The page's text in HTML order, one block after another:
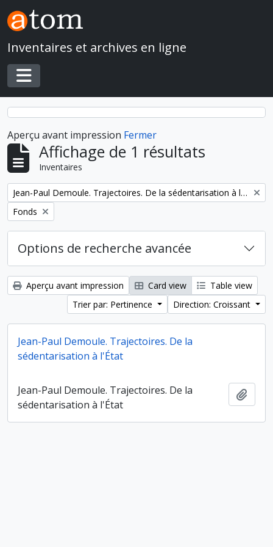
Skip to main content
Inventaires et archives en ligne
Toggle navigation
Aperçu avant impression Fermer
Affichage de 1 résultats
Inventaires
Remove filter:
Jean-Paul Demoule. Trajectoires. De la sédentarisation à l'État
Remove filter:
Fonds
Options de recherche avancée
Aperçu avant impression Card view
Table view
Trier par: Pertinence
Direction: Croissant
Jean-Paul Demoule. Trajectoires. De la
sédentarisation à l'État
Jean-Paul Demoule. Trajectoires. De la
sédentarisation à l'État